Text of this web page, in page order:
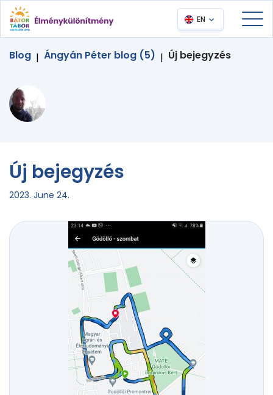
EN
Blog | Ángyán Péter blog (5) | Új bejegyzés
Új bejegyzés
2023. June 24.